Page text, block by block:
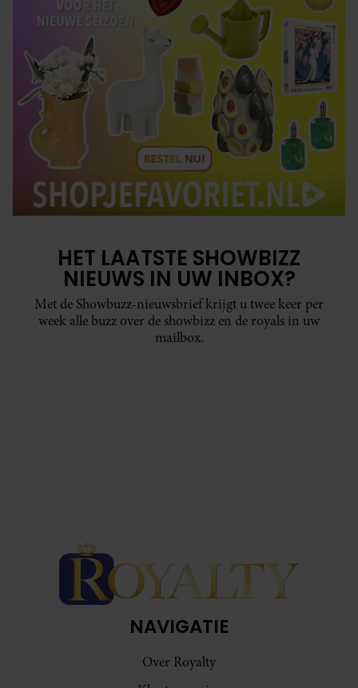
HET LAATSTE SHOWBIZZ
NIEUWS IN UW INBOX?
Met de Showbuzz-nieuwsbrief krijgt u twee keer per
week alle buzz over de showbizz en de royals in uw
mailbox.
NAVIGATIE
Over Royalty